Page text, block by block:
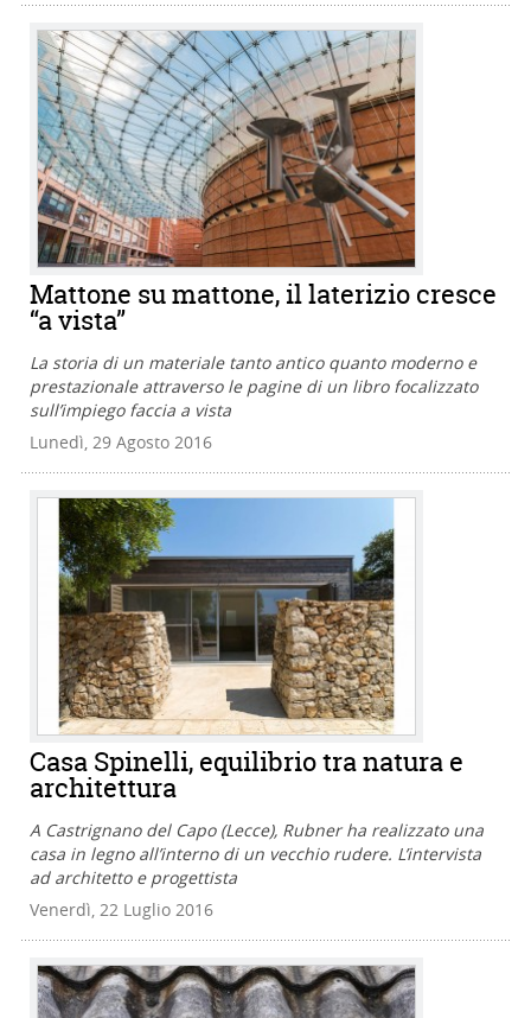
Mattone su mattone, il laterizio cresce
“a vista”
La storia di un materiale tanto antico quanto moderno e
prestazionale attraverso le pagine di un libro focalizzato
sull’impiego faccia a vista
Lunedì, 29 Agosto 2016
Casa Spinelli, equilibrio tra natura e
architettura
A Castrignano del Capo (Lecce), Rubner ha realizzato una
casa in legno all’interno di un vecchio rudere. L’intervista
ad architetto e progettista
Venerdì, 22 Luglio 2016